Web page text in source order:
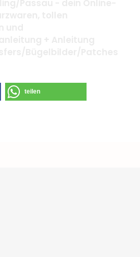
teilen